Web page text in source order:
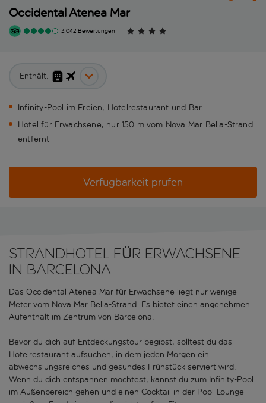
Occidental Atenea Mar
3.042 Bewertungen
Enthält:
Infinity-Pool im Freien, Hotelrestaurant und Bar
Hotel für Erwachsene, nur 150 m vom Nova Mar Bella-Strand
entfernt
Verfügbarkeit prüfen
STRANDHOTEL FÜR ERWACHSENE
IN BARCELONA
Das Occidental Atenea Mar für Erwachsene liegt nur wenige
Meter vom Nova Mar Bella-Strand. Es bietet einen angenehmen
Aufenthalt im Zentrum von Barcelona.
Bevor du dich auf Entdeckungstour begibst, solltest du das
Hotelrestaurant aufsuchen, in dem jeden Morgen ein
abwechslungsreiches und gesundes Frühstück serviert wird.
Wenn du dich entspannen möchtest, kannst du zum Infinity-Pool
im Außenbereich gehen und einen Cocktail in der Pool-Lounge